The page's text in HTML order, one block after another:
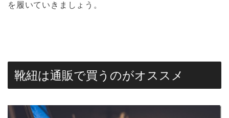
を履いていきましょう。
靴紐は通販で買うのがオススメ